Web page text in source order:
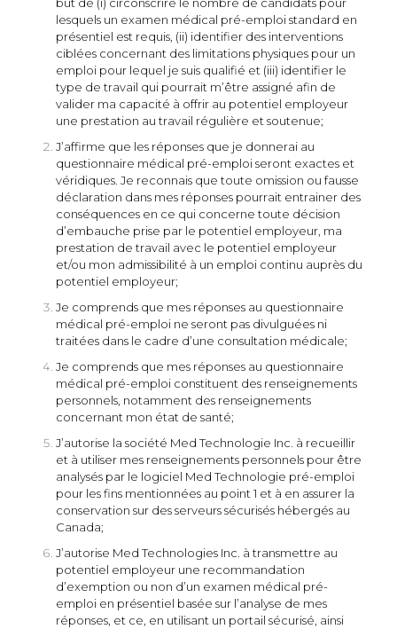
lesquels un examen médical pré-emploi standard en
présentiel est requis, (ii) identifier des interventions
ciblées concernant des limitations physiques pour un
emploi pour lequel je suis qualifié et (iii) identifier le
type de travail qui pourrait m’être assigné afin de
valider ma capacité à offrir au potentiel employeur
une prestation au travail régulière et soutenue;
J’affirme que les réponses que je donnerai au
questionnaire médical pré-emploi seront exactes et
véridiques. Je reconnais que toute omission ou fausse
déclaration dans mes réponses pourrait entrainer des
conséquences en ce qui concerne toute décision
d’embauche prise par le potentiel employeur, ma
prestation de travail avec le potentiel employeur
et/ou mon admissibilité à un emploi continu auprès du
potentiel employeur;
Je comprends que mes réponses au questionnaire
médical pré-emploi ne seront pas divulguées ni
traitées dans le cadre d’une consultation médicale;
Je comprends que mes réponses au questionnaire
médical pré-emploi constituent des renseignements
personnels, notamment des renseignements
concernant mon état de santé;
J’autorise la société Med Technologie Inc. à recueillir
et à utiliser mes renseignements personnels pour être
analysés par le logiciel Med Technologie pré-emploi
pour les fins mentionnées au point 1 et à en assurer la
conservation sur des serveurs sécurisés hébergés au
Canada;
J’autorise Med Technologies Inc. à transmettre au
potentiel employeur une recommandation
d’exemption ou non d’un examen médical pré-
emploi en présentiel basée sur l’analyse de mes
réponses, et ce, en utilisant un portail sécurisé, ainsi